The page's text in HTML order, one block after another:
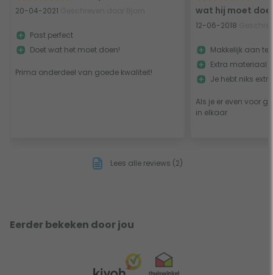
20-04-2021
Prima onderdeel van goede kwaliteit!
Past perfect
Doet wat het moet doen!
wat hij moet
12-06-2018
Als je er even voor
in elkaar
Makkelijk aan te
Extra materiaal
Je hebt niks
Lees alle reviews (2)
Eerder bekeken door jou